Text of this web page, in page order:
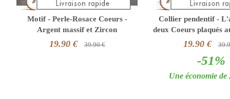
Motif - Perle-Rosace Coeurs -
Argent massif et Zircon
19.90 € 39.90 €
Collier pendentif -
deux Coeurs plaqués
19.90 €
-51%
Une économie de